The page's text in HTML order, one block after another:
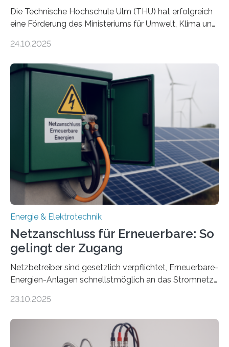
Die Technische Hochschule Ulm (THU) hat erfolgreich
eine Förderung des Ministeriums für Umwelt, Klima und
Forschungsprojekt „LAGER – Langzeitspeicherung in
Quartieren“ eingeworben. Ziel des Projekts ist die
Entwicklung, Erprobung und Demonstration von
Konzepten zur langfristigen Energiespeicherung in
sektorübergreifend vernetzten Energiesystemen. Das
Projekt startete am 15. Oktober 2025, hat eine Laufzeit
von drei Jahren und ein Gesamtvolumen von rund 2,9
Millionen Euro, wovon 2,6 Millionen Euro durch das
Ministerium für Umwelt, Klima und…
24.10.2025
Energie & Elektrotechnik
Netzanschluss für Erneuerbare: So
gelingt der Zugang
Netzbetreiber sind gesetzlich verpflichtet, Erneuerbare-
Energien-Anlagen schnellstmöglich an das Stromnetz
ermöglichen. Doch der dafür nötige Netzausbau hinkt
einem „Anschlussstau“. Die Stiftung
Umweltenergierecht hat den Rechtsrahmen in einem
23.10.2025